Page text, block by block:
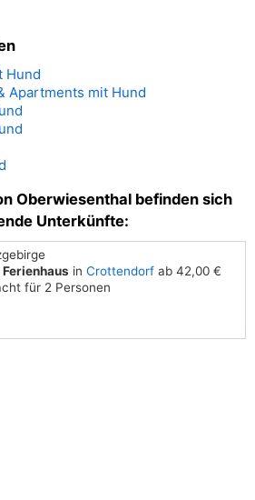
Hund
Apartments mit Hund
Oberwiesenthal befinden sich
Unterkünfte:
Ferienhaus in Crottendorf ab 42,00 €
für 2 Personen